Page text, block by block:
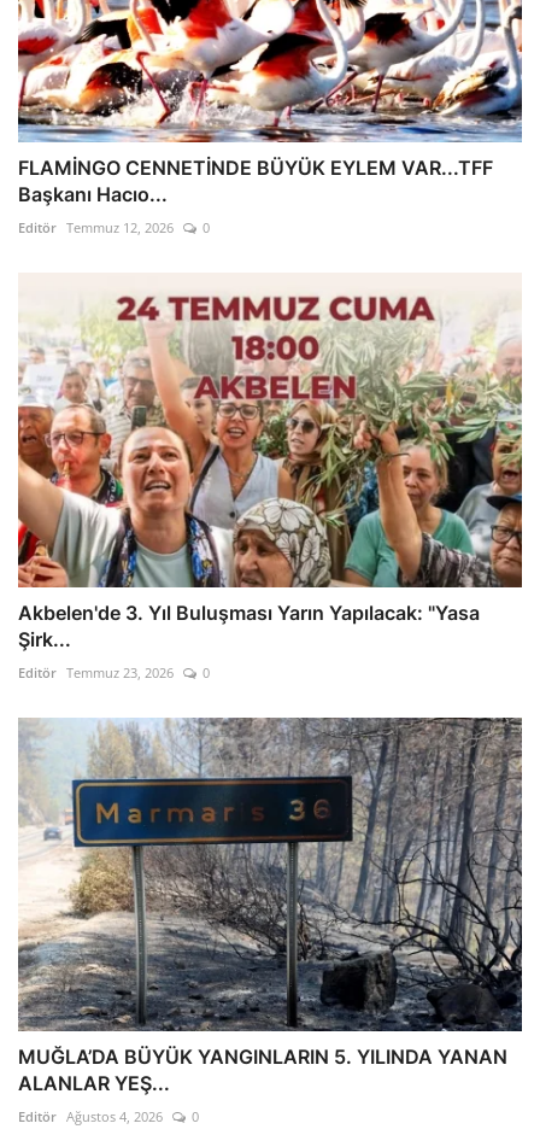
FLAMİNGO CENNETİNDE BÜYÜK EYLEM VAR...TFF
Başkanı Hacıo...
Editör Temmuz 12, 2026 0
Akbelen'de 3. Yıl Buluşması Yarın Yapılacak: "Yasa
Şirk...
Editör Temmuz 23, 2026 0
MUĞLA’DA BÜYÜK YANGINLARIN 5. YILINDA YANAN
ALANLAR YEŞ...
Editör Ağustos 4, 2026 0